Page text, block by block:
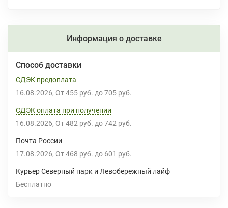
Информация о доставке
Способ доставки
СДЭК предоплата
16.08.2026 От 455 руб. до 705 руб.
СДЭК оплата при получении
16.08.2026 От 482 руб. до 742 руб.
Почта России
17.08.2026 От 468 руб. до 601 руб.
Курьер Северный парк и Левобережный лайф
Бесплатно